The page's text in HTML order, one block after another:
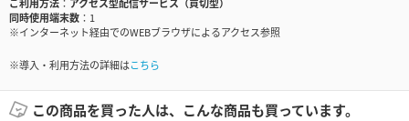
同時使用端末数
1
※インターネット経由でのWEBブラウザによるアクセス参照
※導入・利用方法の詳細はこちら
この商品を買った人は、こんな商品も買っています。